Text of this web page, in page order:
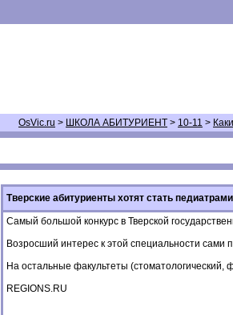
OsVic.ru > ШКОЛА АБИТУРИЕНТ > 10-11 >
Тверские абитуриенты хотят стать педиатрами
Самый большой конкурс в Тверской
Возросший интерес к этой специальности
На остальные факультеты (стоматологический,
REGIONS.RU